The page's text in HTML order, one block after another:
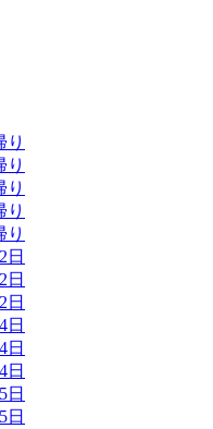
り
り
り
り
り
日
日
日
日
日
日
日
日